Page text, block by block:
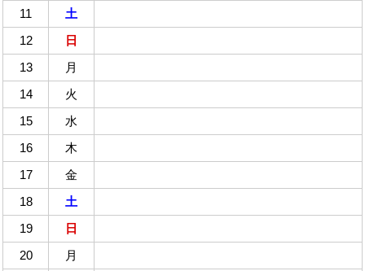
11
土
12
日
13
月
14
火
15
水
16
木
17
金
18
土
19
日
20
月